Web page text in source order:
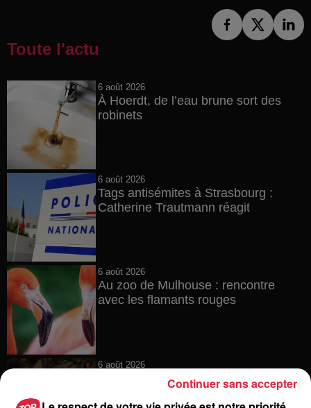
Toute l'actu
6 août 2026
À Hoerdt, de l’eau brune sort des
robinets
6 août 2026
Tags antisémites à Strasbourg :
Catherine Trautmann réagit
6 août 2026
Au zoo de Mulhouse : rencontre
avec les flamants rouges
6 août 2026
Les dernières infos sur la venue du
pape à Metz en septembre
Continuer sans accepter